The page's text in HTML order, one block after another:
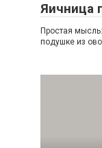
Яичница
Простая
подушке из